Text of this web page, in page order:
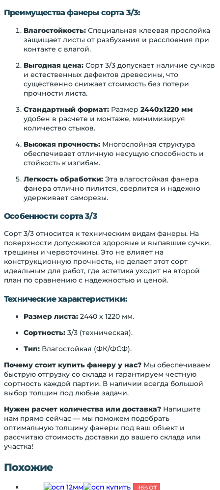
Преимущества фанеры сорта 3/3:
Влагостойкость: Специальная клеевая прослойка
защищает листы от разбухания и расслоения при
контакте с влагой.
Выгодная цена: Сорт 3/3 допускает наличие сучков
и естественных дефектов древесины, что
существенно снижает стоимость без потери
прочности листа.
Стандартный формат: Размер 2440х1220 мм
удобен в расчете и монтаже, минимизируя
количество стыков.
Высокая прочность: Многослойная структура
обеспечивает отличную несущую способность и
стойкость к изгибам.
Легкость обработки: Эта влагостойкая фанера
фанера отлично пилится, сверлится и надежно
удерживает саморезы.
Особенности сорта 3/3
Сорт 3/3 относится к техническим видам фанеры. На
поверхности допускаются здоровые и выпавшие сучки,
трещины и червоточины. Это не влияет на
конструкционную прочность, но делает этот сорт
идеальным для работ, где эстетика уходит на второй
план по сравнению с надежностью и ценой.
Технические характеристики:
Размер листа: 2440 х 1220 мм.
Сортность: 3/3 (техническая).
Тип: Влагостойкая (ФК/ФСФ).
Почему стоит купить фанеру у нас? Мы обеспечиваем
быструю отгрузку со склада и гарантируем честную
сортность каждой партии. В наличии всегда большой
выбор толщин под любые задачи.
Нужен расчет количества или доставка? Напишите
нам прямо сейчас — мы поможем подобрать
оптимальную толщину фанеры под ваш объект и
рассчитаю стоимость доставки до вашего склада или
участка!
Похожие
-16%Off